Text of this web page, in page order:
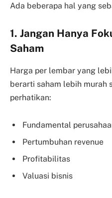
Ada beberapa hal yang
1. Jangan Hanya
Saham
Harga per lembar yang
berarti saham lebih murah
perhatikan:
Fundamental
Pertumbuhan revenue
Profitabilitas
Valuasi bisnis